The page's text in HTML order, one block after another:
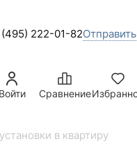
222-01-82
Войти Сравнение
в квартиру